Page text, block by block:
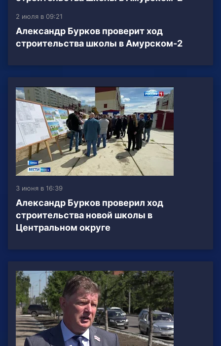
2 июля в 09:21
Александр Бурков проверит ход
строительства школы в Амурском-2
3 июня в 16:39
Александр Бурков проверил ход
строительства новой школы в
Центральном округе